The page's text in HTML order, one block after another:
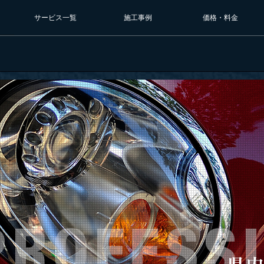
サービス一覧 施工事例 価格・料金